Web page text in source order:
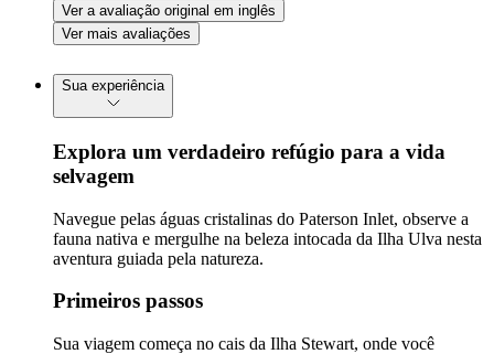
Ver a avaliação original em inglês
Ver mais avaliações
Sua experiência
Explora um verdadeiro refúgio para a vida
selvagem
Navegue pelas águas cristalinas do Paterson Inlet, observe a
fauna nativa e mergulhe na beleza intocada da Ilha Ulva nesta
aventura guiada pela natureza.
Primeiros passos
Sua viagem começa no cais da Ilha Stewart, onde você